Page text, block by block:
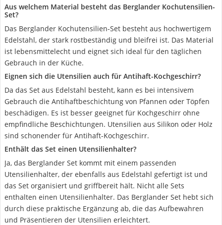
Aus welchem Material besteht das Berglander Kochutensilien-
Set?
Das Berglander Kochutensilien-Set besteht aus hochwertigem
Edelstahl, der stark rostbeständig und bleifrei ist. Das Material
ist lebensmittelecht und eignet sich ideal für den täglichen
Gebrauch in der Küche.
Eignen sich die Utensilien auch für Antihaft-Kochgeschirr?
Da das Set aus Edelstahl besteht, kann es bei intensivem
Gebrauch die Antihaftbeschichtung von Pfannen oder Töpfen
beschädigen. Es ist besser geeignet für Kochgeschirr ohne
empfindliche Beschichtungen. Utensilien aus Silikon oder Holz
sind schonender für Antihaft-Kochgeschirr.
Enthält das Set einen Utensilienhalter?
Ja, das Berglander Set kommt mit einem passenden
Utensilienhalter, der ebenfalls aus Edelstahl gefertigt ist und
das Set organisiert und griffbereit hält. Nicht alle Sets
enthalten einen Utensilienhalter. Das Berglander Set hebt sich
durch diese praktische Ergänzung ab, die das Aufbewahren
und Präsentieren der Utensilien erleichtert.